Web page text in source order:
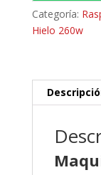
Categoría:
Hielo 260w